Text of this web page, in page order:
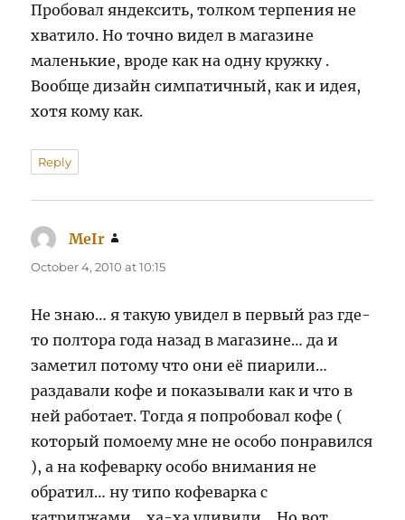
Пробовал яндексить, толком терпения не
хватило. Но точно видел в магазине
маленькие, вроде как на одну кружку .
Вообще дизайн симпатичный, как и идея,
хотя кому как.
Reply
MeIr
October 4, 2010 at 10:15
Не знаю… я такую увидел в первый раз где-
то полтора года назад в магазине… да и
заметил потому что они её пиарили…
раздавали кофе и показывали как и что в
ней работает. Тогда я попробовал кофе (
который помоему мне не особо понравился
), а на кофеварку особо внимания не
обратил… ну типо кофеварка с